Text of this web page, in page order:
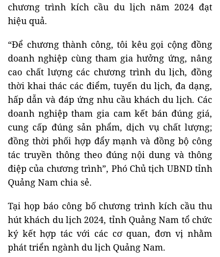
chương trình kích cầu du lịch năm 2024 đạt
hiệu quả.
“Để chương thành công, tôi kêu gọi cộng đồng
doanh nghiệp cùng tham gia hưởng ứng, nâng
cao chất lượng các chương trình du lịch, đồng
thời khai thác các điểm, tuyến du lịch, đa dạng,
hấp dẫn và đáp ứng nhu cầu khách du lịch. Các
doanh nghiệp tham gia cam kết bán đúng giá,
cung cấp đúng sản phẩm, dịch vụ chất lượng;
đồng thời phối hợp đẩy mạnh và đồng bộ công
tác truyền thông theo đúng nội dung và thông
điệp của chương trình”, Phó Chủ tịch UBND tỉnh
Quảng Nam chia sẻ.
Tại họp báo công bố chương trình kích cầu thu
hút khách du lịch 2024, tỉnh Quảng Nam tổ chức
ký kết hợp tác với các cơ quan, đơn vị nhằm
phát triển ngành du lịch Quảng Nam.